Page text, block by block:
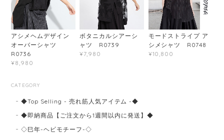
アシメヘムデザイン
オーバーシャツ
R0736
¥8,980
ボタニカルシアーシ
ャツ R0739
¥7,980
モードストライプ ア
シメシャツ R0748
¥10,800
CATEGORY
◆Top Selling - 売れ筋人気アイテム -◆
◆即納商品【ご注文から1週間以内に発送】◆
◇巳年-ヘビモチーフ-◇